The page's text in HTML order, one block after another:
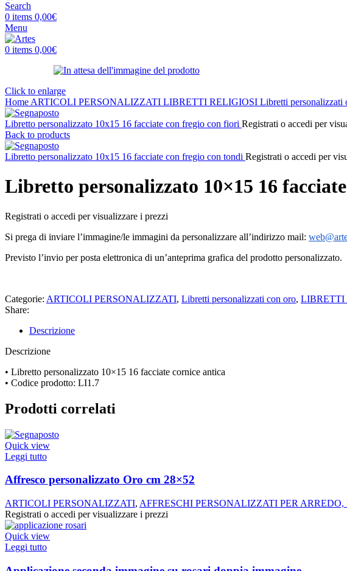
Search
0 items 0,00€
Menu
0 items 0,00€
Click to enlarge
Home ARTICOLI PERSONALIZZATI LIBRETTI RELIGIOSI Libretti personalizzati
Libretto personalizzato 10x15 16 facciate con fregio con fiori Registrati o accedi per
Back to products
Libretto personalizzato 10x15 16 facciate con fregio con tondi Registrati o accedi per
Libretto personalizzato 10×15 16
Registrati o accedi per visualizzare i prezzi
Si prega di inviare l’immagine/le immagini da personalizzare all’indirizzo mail:
Previsto l’invio per posta elettronica di un’anteprima grafica del prodotto personalizzato.
Categorie: ARTICOLI PERSONALIZZATI, Libretti personalizzati con oro, LIBRETTI
Share:
Descrizione
Descrizione
• Libretto personalizzato 10×15 16 facciate cornice antica
• Codice prodotto: LI1.7
Prodotti correlati
Quick view
Leggi tutto
Affresco personalizzato Oro cm 28×52
ARTICOLI PERSONALIZZATI, AFFRESCHI PERSONALIZZATI PER
Registrati o accedi per visualizzare i prezzi
Quick view
Leggi tutto